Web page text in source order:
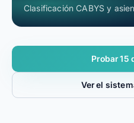
Clasificación CABYS y
Probar 15
Ver el